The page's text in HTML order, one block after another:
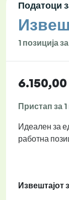
Податоци
1 позиција
Пристап за
Идеален за
работна
Извештајот